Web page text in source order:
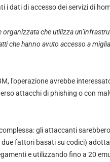
i dati di accesso dei servizi di
che utilizza
che hanno avuto accesso a
l’operazione avrebbe
attacchi di phishing o con
gli attaccanti
fattori basati su codici)
e utilizzando fino a 20